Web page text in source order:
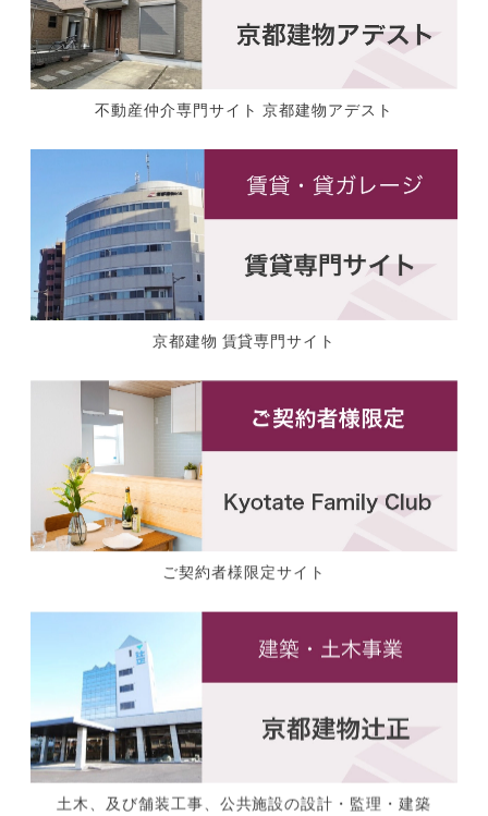
不動産仲介専門サイト 京都建物アデスト
京都建物 賃貸専門サイト
ご契約者様限定サイト
土木、及び舗装工事、公共施設の設計・監理・建築